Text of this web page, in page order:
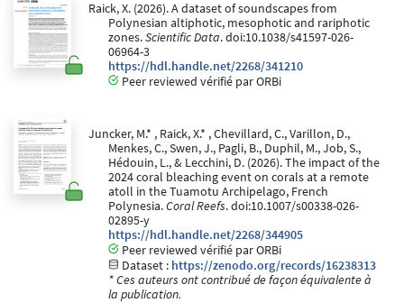
Raick, X. (2026). A dataset of soundscapes from
Polynesian altiphotic, mesophotic and rariphotic
zones.Scientific Data. doi:10.1038/s41597-026-
06964-3
https://hdl.handle.net/2268/341210
Peer reviewed vérifié par ORBi
Juncker, M.* , Raick, X.* , Chevillard, C., Varillon, D.,
Menkes, C., Swen, J., Pagli, B., Duphil, M., Job, S.,
Hédouin, L., & Lecchini, D. (2026). The impact of the
2024 coral bleaching event on corals at a remote
atoll in the Tuamotu Archipelago, French
Polynesia.Coral Reefs. doi:10.1007/s00338-026-
02895-y
https://hdl.handle.net/2268/344905
Peer reviewed vérifié par ORBi
Dataset : https://zenodo.org/records/16238313
* Ces auteurs ont contribué de façon équivalente à
la publication.